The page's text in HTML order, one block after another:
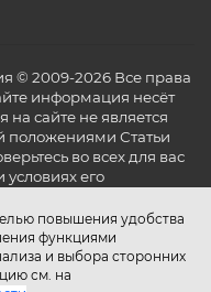
повышения удобства
функциями
и выбора сторонних
см. на
© 2009-2026 Все права
информация несёт
сайте не является
положениями Статьи
во всех для вас
условиях его